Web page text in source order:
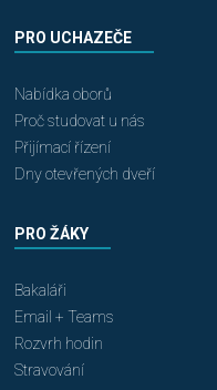
PRO UCHAZEČE
Nabídka oborů
Proč studovat u nás
Přijímací řízení
Dny otevřených dveří
PRO ŽÁKY
Bakaláři
Email + Teams
Rozvrh hodin
Stravování